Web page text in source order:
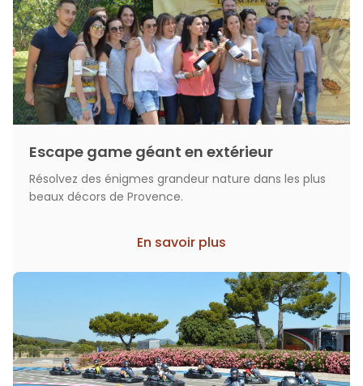
Escape game géant en extérieur
Résolvez des énigmes grandeur nature dans les plus
beaux décors de Provence.
En savoir plus